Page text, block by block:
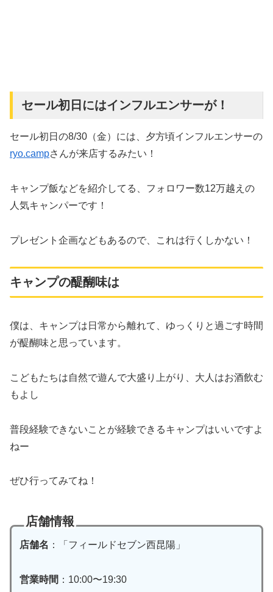
セール初日にはインフルエンサーが！
セール初日の8/30（金）には、夕方頃インフルエンサーの
ryo.campさんが来店するみたい！
キャンプ飯などを紹介してる、フォロワー数12万越えの
人気キャンパーです！
プレゼント企画などもあるので、これは行くしかない！
キャンプの醍醐味は
僕は、キャンプは日常から離れて、ゆっくりと過ごす時間
が醍醐味と思っています。
こどもたちは自然で遊んで大盛り上がり、大人はお酒飲む
もよし
普段経験できないことが経験できるキャンプはいいですよ
ねー
ぜひ行ってみてね！
店舗情報
店舗名 ：「フィールドセブン西昆陽」
営業時間 ：10:00〜19:30